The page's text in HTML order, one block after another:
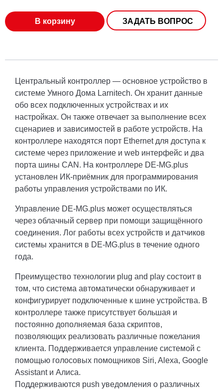
В корзину ЗАДАТЬ ВОПРОС
Центральный контроллер — основное устройство в
системе Умного Дома Larnitech. Он хранит данные
обо всех подключенных устройствах и их
настройках. Он также отвечает за выполнение всех
сценариев и зависимостей в работе устройств. На
контроллере находятся порт Ethernet для доступа к
системе через приложение и web интерфейс и два
порта шины CAN. На контроллере DE-MG.plus
установлен ИК-приёмник для программирования
работы управления устройствами по ИК.
Управление DE-MG.plus может осуществляться
через облачный сервер при помощи защищённого
соединения. Лог работы всех устройств и датчиков
системы хранится в DE-MG.plus в течение одного
года.
Преимущество технологии plug and play состоит в
том, что система автоматически обнаруживает и
конфигурирует подключенные к шине устройства. В
контроллере также присутствует большая и
постоянно дополняемая база скриптов,
позволяющих реализовать различные пожелания
клиента. Поддерживается управление системой с
помощью голосовых помощников Siri, Alexa, Google
Assistant и Алиса.
Поддерживаются push уведомления о различных